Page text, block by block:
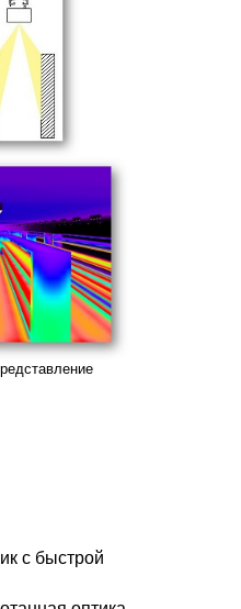
с быстрой